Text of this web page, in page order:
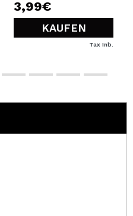
3,99€
KAUFEN
Tax Inb.